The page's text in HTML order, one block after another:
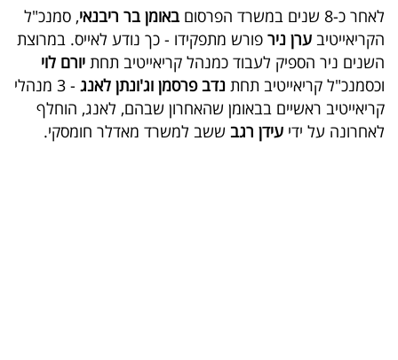
ספורט
קריירה
ולימודים
מינויים
לאחר כ-8 שנים במשרד הפרסום באומן בר ריבנאי, סמנכ"ל
הקריאייטיב ערן ניר פורש מתפקידו - כך נודע לאייס. במרוצת
השנים ניר הספיק לעבוד כמנהל קריאייטיב תחת יורם לוי
וכסמנכ"ל קריאייטיב תחת נדב פרסמן וג'ונתן לאנג
- 3 מנהלי
קריאייטיב ראשיים בבאומן שהאחרון שבהם, לאנג, הוחלף
לאחרונה על ידי עידן רגב ששב למשרד מאדלר חומסקי.